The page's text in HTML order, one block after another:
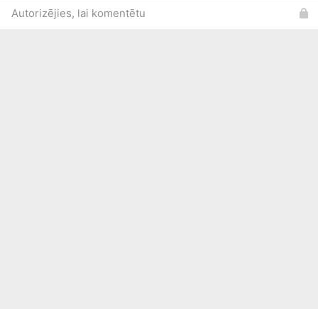
Autorizējies, lai komentētu